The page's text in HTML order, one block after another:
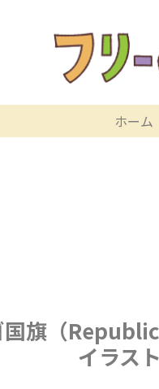
ホーム
国旗（
イラスト